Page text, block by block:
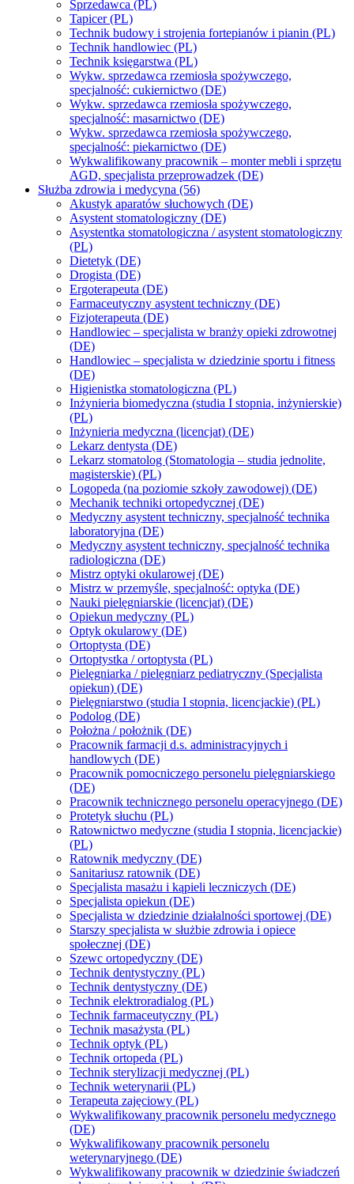
Sprzedawca (PL)
Tapicer (PL)
Technik budowy i strojenia fortepianów i pianin (PL)
Technik handlowiec (PL)
Technik księgarstwa (PL)
Wykw. sprzedawca rzemiosła spożywczego,
specjalność: cukiernictwo (DE)
Wykw. sprzedawca rzemiosła spożywczego,
specjalność: masarnictwo (DE)
Wykw. sprzedawca rzemiosła spożywczego,
specjalność: piekarnictwo (DE)
Wykwalifikowany pracownik – monter mebli i sprzętu
AGD, specjalista przeprowadzek (DE)
Służba zdrowia i medycyna (56)
Akustyk aparatów słuchowych (DE)
Asystent stomatologiczny (DE)
Asystentka stomatologiczna / asystent stomatologiczny
(PL)
Dietetyk (DE)
Drogista (DE)
Ergoterapeuta (DE)
Farmaceutyczny asystent techniczny (DE)
Fizjoterapeuta (DE)
Handlowiec – specjalista w branży opieki zdrowotnej
(DE)
Handlowiec – specjalista w dziedzinie sportu i fitness
(DE)
Higienistka stomatologiczna (PL)
Inżynieria biomedyczna (studia I stopnia, inżynierskie)
(PL)
Inżynieria medyczna (licencjat) (DE)
Lekarz dentysta (DE)
Lekarz stomatolog (Stomatologia – studia jednolite,
magisterskie) (PL)
Logopeda (na poziomie szkoły zawodowej) (DE)
Mechanik techniki ortopedycznej (DE)
Medyczny asystent techniczny, specjalność technika
laboratoryjna (DE)
Medyczny asystent techniczny, specjalność technika
radiologiczna (DE)
Mistrz optyki okularowej (DE)
Mistrz w przemyśle, specjalność: optyka (DE)
Nauki pielęgniarskie (licencjat) (DE)
Opiekun medyczny (PL)
Optyk okularowy (DE)
Ortoptysta (DE)
Ortoptystka / ortoptysta (PL)
Pielęgniarka / pielęgniarz pediatryczny (Specjalista
opiekun) (DE)
Pielęgniarstwo (studia I stopnia, licencjackie) (PL)
Podolog (DE)
Położna / położnik (DE)
Pracownik farmacji d.s. administracyjnych i
handlowych (DE)
Pracownik pomocniczego personelu pielęgniarskiego
(DE)
Pracownik technicznego personelu operacyjnego (DE)
Protetyk słuchu (PL)
Ratownictwo medyczne (studia I stopnia, licencjackie)
(PL)
Ratownik medyczny (DE)
Sanitariusz ratownik (DE)
Specjalista masażu i kąpieli leczniczych (DE)
Specjalista opiekun (DE)
Specjalista w dziedzinie działalności sportowej (DE)
Starszy specjalista w służbie zdrowia i opiece
społecznej (DE)
Szewc ortopedyczny (DE)
Technik dentystyczny (PL)
Technik dentystyczny (DE)
Technik elektroradialog (PL)
Technik farmaceutyczny (PL)
Technik masażysta (PL)
Technik optyk (PL)
Technik ortopeda (PL)
Technik sterylizacji medycznej (PL)
Technik weterynarii (PL)
Terapeuta zajęciowy (PL)
Wykwalifikowany pracownik personelu medycznego
(DE)
Wykwalifikowany pracownik personelu
weterynaryjnego (DE)
Wykwalifikowany pracownik w dziedzinie świadczeń